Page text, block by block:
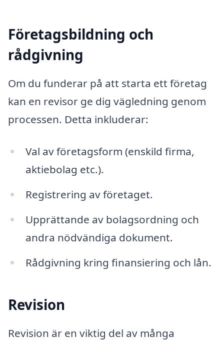
Företagsbildning och
rådgivning
Om du funderar på att starta ett företag
kan en revisor ge dig vägledning genom
processen. Detta inkluderar:
Val av företagsform (enskild firma,
aktiebolag etc.).
Registrering av företaget.
Upprättande av bolagsordning och
andra nödvändiga dokument.
Rådgivning kring finansiering och lån.
Revision
Revision är en viktig del av många